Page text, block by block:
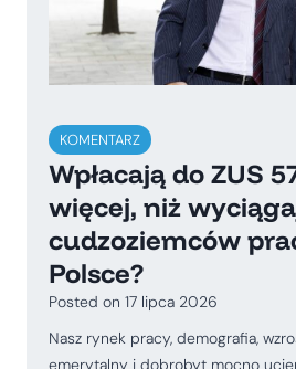
KOMENTARZ
Wpłacają do ZUS
więcej, niż
cudzoziemców
Polsce?
Posted on 17 lipca 2026
Nasz rynek pracy, demografia,
emerytalny i dobrobyt mocno